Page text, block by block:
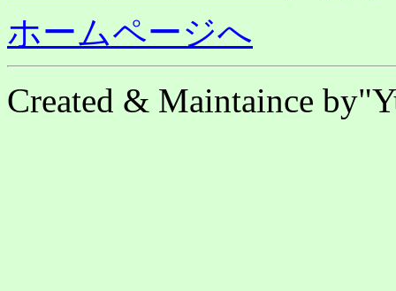
ホームページへ
Created & Maintaince